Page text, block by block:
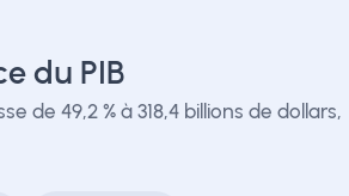
du PIB
de 49,2 % à 318,4 billions de dollars,